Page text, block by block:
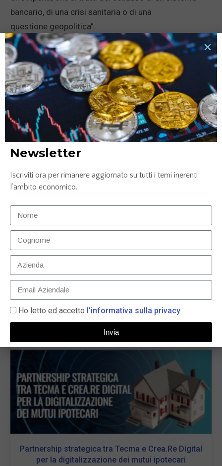
bancario, di una crisi sanitaria o di una
questione geopolitica”.
L’articoloEuan Munro (Aviva Investor), Covid 19 quasi
imprevedibile per i gestoriproviene daBorsa e
Finanza.
News correlate...
Tassi di interesse e rata del prestito: quali sono le
connessioni e cosa valutare?
LEGGI TUTTO »
Partnership strategica tra Tecma e Crea.Re Digital
per la digitalizzazione dei mutui ipotecari
Newsletter
Iscriviti ora per rimanere aggiornato su tutti i temi inerenti
l’ambito economico.
Ho letto ed accetto l'informativa sulla privacy.
Invia